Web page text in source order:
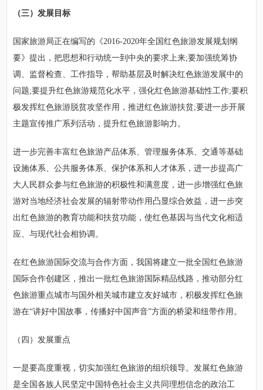
（三）发展目标
国家旅游局正在编写的《2016-2020年全国红色旅游发展规划纲
要》提出，把思想和行动统一到中央的要求上来;要加强统筹协
调、监督检查、工作指导，帮助基层及时解决红色旅游发展中的
问题;要提升红色旅游规范化水平，强化红色旅游基础性工作;要积
极发挥红色旅游脱贫攻坚作用，推进红色旅游扶贫;要进一步开展
主题宣传推广系列活动，提升红色旅游影响力。
进一步完善丰富红色旅游产品体系、管理服务体系、交通等基础
设施体系、公共服务体系、保护体系和人才体系，进一步提高广
大人民群众参与红色旅游的积极性和满意度，进一步增强红色旅
游对当地经济社会发展的辐射带动作用凸显综合效益，进一步突
出红色旅游的教育功能和扶贫功能，使红色基因与当代文化相适
应、与现代社会相协调。
在红色旅游国际交流与合作方面，我国将建立一批全国红色旅游
国际合作创建区，推出一批红色旅游国际精品线路，推动部分红
色旅游重点城市与国外相关城市建立友好城市，积极发挥红色旅
游在“讲好中国故事，传播好中国声音”方面的桥梁和纽带作用。
（四）发展重点
一是要高度重视，切实加强红色旅游的组织领导。发展红色旅游
是全国各族人民坚定中国特色社会主义共同理想信念的政治工